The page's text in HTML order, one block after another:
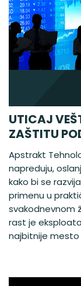
UTICAJ
ZAŠTITU
Apstrakt
napreduju,
kako bi se
primenu u
svakodnevnom
rast je
najbitnije